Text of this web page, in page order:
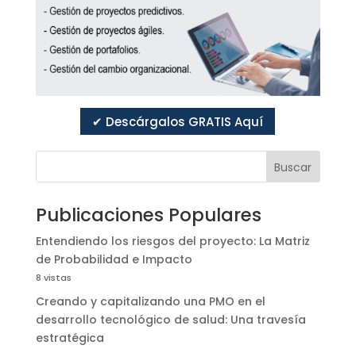
✔ Descárgalos GRATIS Aquí
Buscar
Publicaciones Populares
Entendiendo los riesgos del proyecto: La Matriz
de Probabilidad e Impacto
8 vistas
Creando y capitalizando una PMO en el
desarrollo tecnológico de salud: Una travesía
estratégica